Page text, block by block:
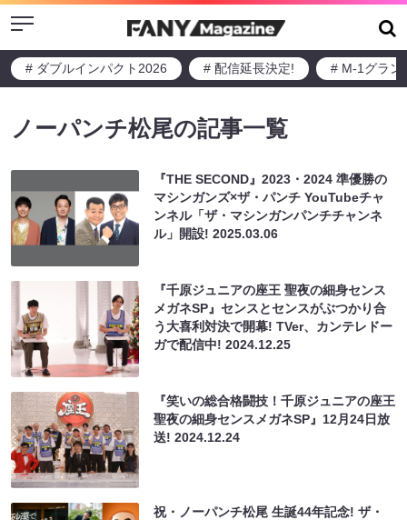
Menu
# ダブルインパクト2026 # 配信延長決定! # M-1グラン
ノーパンチ松尾の記事一覧
『THE SECOND』2023・2024 準優勝の
マシンガンズ×ザ・パンチ YouTubeチャ
ンネル「ザ・マシンガンパンチチャンネ
ル」開設!2025.03.06
『千原ジュニアの座王 聖夜の細身センス
メガネSP』センスとセンスがぶつかり合
う大喜利対決で開幕! TVer、カンテレドー
ガで配信中!2024.12.25
『笑いの総合格闘技！千原ジュニアの座王
聖夜の細身センスメガネSP』12月24日放
送!2024.12.24
祝・ノーパンチ松尾 生誕44年記念! ザ・